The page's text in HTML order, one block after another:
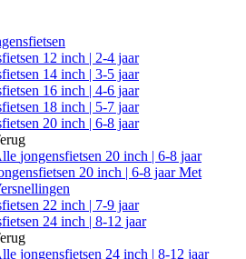
12 inch | 2-4 jaar
14 inch | 3-5 jaar
16 inch | 4-6 jaar
18 inch | 5-7 jaar
20 inch | 6-8 jaar
jongensfietsen 20 inch | 6-8 jaar
20 inch | 6-8 jaar Met
22 inch | 7-9 jaar
24 inch | 8-12 jaar
jongensfietsen 24 inch | 8-12 jaar